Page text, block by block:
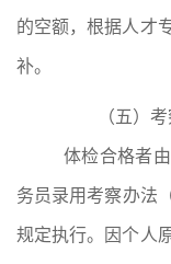
的空额，根据人才
补。
（五）
体检合格者
务员录用考察办法
规定执行。因个人